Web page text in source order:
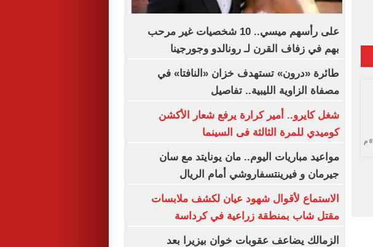
على رأسهم ميسي.. 10 شخصيات غير مرحب
بهم في زفاف القرن لـ رونالدو وجورجينا
طائرة «درون» تستهدف خزان «النافتا» في
مصفاة الزاوية الليبية.. تفاصيل
شغل كايرو.. أمير كرارة يرفع شعار الأكشن
كوميدي للمرة الثالثة فى السينما
مواعيد مباريات اليوم.. مان يونايتد مع سان
جيرمان و فيرينتسفاروشي أمام الريال
الاستماع لأقوال شهود عيان لكشف ملابسات
مقتل شاب بمنطقة زراعية في كرداسة
الزمالك يضاعف عقوبات خوان بيزيرا بعد